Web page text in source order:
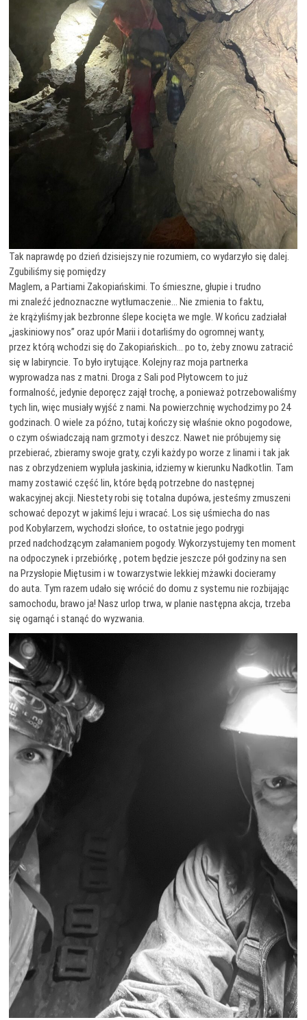
Tak naprawdę po dzień dzisiejszy nie rozumiem, co wydarzyło się dalej.
Zgubiliśmy się pomiędzy
Maglem, a Partiami Zakopiańskimi. To śmieszne, głupie i trudno
mi znaleźć jednoznaczne wytłumaczenie… Nie zmienia to faktu,
że krążyliśmy jak bezbronne ślepe kocięta we mgle. W końcu zadziałał
„jaskiniowy nos” oraz upór Marii i dotarliśmy do ogromnej wanty,
przez którą wchodzi się do Zakopiańskich… po to, żeby znowu zatracić
się w labiryncie. To było irytujące. Kolejny raz moja partnerka
wyprowadza nas z matni. Droga z Sali pod Płytowcem to już
formalność, jedynie deporęcz zajął trochę, a ponieważ potrzebowaliśmy
tych lin, więc musiały wyjść z nami. Na powierzchnię wychodzimy po 24
godzinach. O wiele za późno, tutaj kończy się właśnie okno pogodowe,
o czym oświadczają nam grzmoty i deszcz. Nawet nie próbujemy się
przebierać, zbieramy swoje graty, czyli każdy po worze z linami i tak jak
nas z obrzydzeniem wypluła jaskinia, idziemy w kierunku Nadkotlin. Tam
mamy zostawić część lin, które będą potrzebne do następnej
wakacyjnej akcji. Niestety robi się totalna dupówa, jesteśmy zmuszeni
schować depozyt w jakimś leju i wracać. Los się uśmiecha do nas
pod Kobylarzem, wychodzi słońce, to ostatnie jego podrygi
przed nadchodzącym załamaniem pogody. Wykorzystujemy ten moment
na odpoczynek i przebiórkę , potem będzie jeszcze pół godziny na sen
na Przysłopie Miętusim i w towarzystwie lekkiej mżawki docieramy
do auta. Tym razem udało się wrócić do domu z systemu nie rozbijając
samochodu, brawo ja! Nasz urlop trwa, w planie następna akcja, trzeba
się ogarnąć i stanąć do wyzwania.